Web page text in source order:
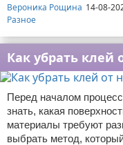
Вероника Рощина 14-08-
Разное
Как убрать клей
Перед началом
знать, какая
материалы требуют
выбрать метод,